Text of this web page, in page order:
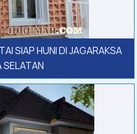
SIAP HUNI DI JAGARAKSA
SELATAN